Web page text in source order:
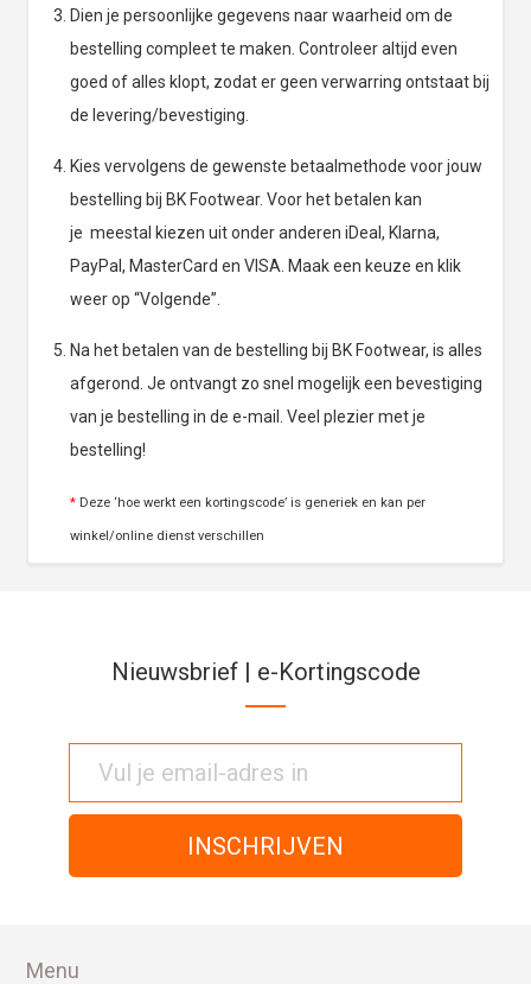
Dien je persoonlijke gegevens naar waarheid om de
bestelling compleet te maken. Controleer altijd even
goed of alles klopt, zodat er geen verwarring ontstaat bij
de levering/bevestiging.
Kies vervolgens de gewenste betaalmethode voor jouw
bestelling bij BK Footwear. Voor het betalen kan
je meestal kiezen uit onder anderen iDeal, Klarna,
PayPal, MasterCard en VISA. Maak een keuze en klik
weer op “Volgende”.
Na het betalen van de bestelling bij BK Footwear, is alles
afgerond. Je ontvangt zo snel mogelijk een bevestiging
van je bestelling in de e-mail. Veel plezier met je
bestelling!
* Deze ‘hoe werkt een kortingscode’ is generiek en kan per
winkel/online dienst verschillen
Nieuwsbrief | e-Kortingscode
Menu